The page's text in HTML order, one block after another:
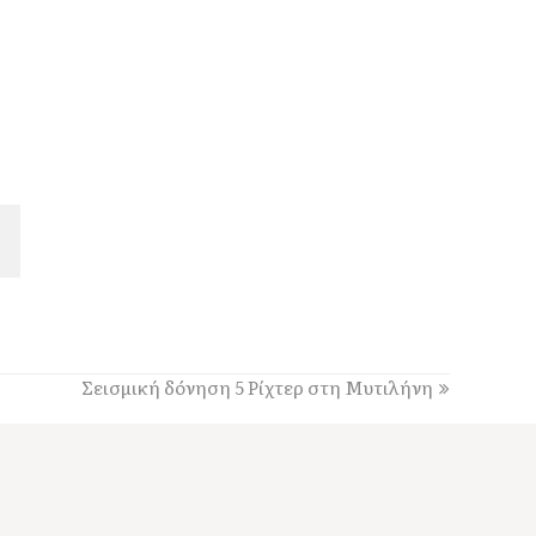
Σεισμική δόνηση 5 Ρίχτερ στη Μυτιλήνη